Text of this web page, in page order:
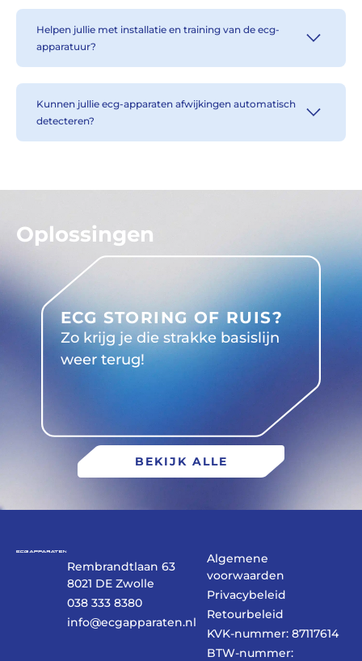
Helpen jullie met installatie en training van de ecg-
apparatuur?
Kunnen jullie ecg-apparaten afwijkingen automatisch
detecteren?
Oplossingen
BEKIJK ALLE
ECG STORING OF RUIS?
Zo krijg je die strakke basislijn
weer terug!
Rembrandtlaan 63
8021 DE Zwolle
038 333 8380
info@ecgapparaten.nl
Algemene
voorwaarden
Privacybeleid
Retourbeleid
KVK-nummer: 87117614
BTW-nummer: